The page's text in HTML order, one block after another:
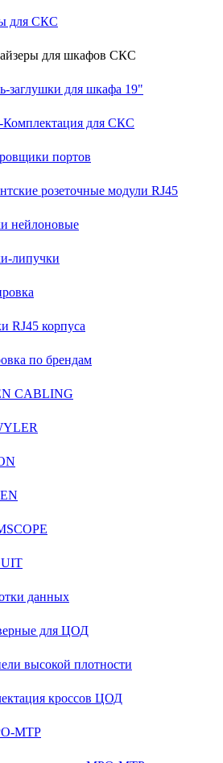
для СКС
для шкафов СКС
заглушки для шкафа 19"
Комплектация для СКС
портов
розеточные модули RJ45
нейлоновые
липучки
RJ45 корпуса
по брендам
CABLING
данных
для ЦОД
высокой плотности
кроссов ЦОД
MTP